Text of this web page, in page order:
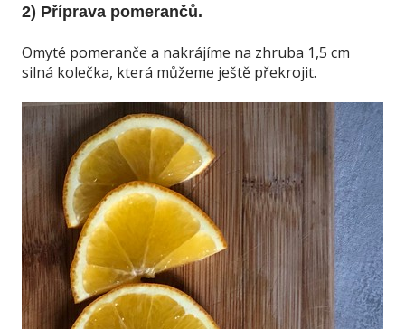
2) Příprava pomerančů.
Omyté pomeranče a nakrájíme na zhruba 1,5 cm
silná kolečka, která můžeme ještě překrojit.